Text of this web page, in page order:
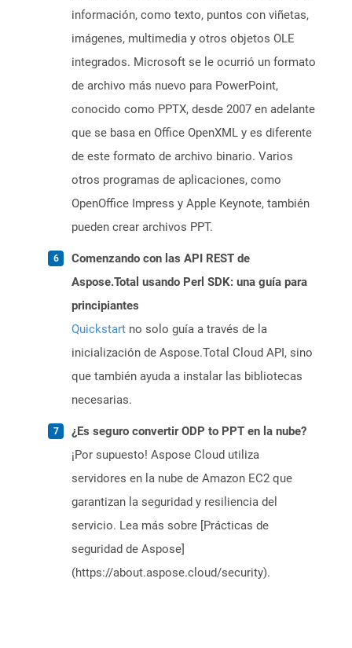
información, como texto, puntos con viñetas,
imágenes, multimedia y otros objetos OLE
integrados. Microsoft se le ocurrió un formato
de archivo más nuevo para PowerPoint,
conocido como PPTX, desde 2007 en adelante
que se basa en Office OpenXML y es diferente
de este formato de archivo binario. Varios
otros programas de aplicaciones, como
OpenOffice Impress y Apple Keynote, también
pueden crear archivos PPT.
Comenzando con las API REST de
Aspose.Total usando Perl SDK: una guía para
principiantes
Quickstart no solo guía a través de la
inicialización de Aspose.Total Cloud API, sino
que también ayuda a instalar las bibliotecas
necesarias.
¿Es seguro convertir ODP to PPT en la nube?
¡Por supuesto! Aspose Cloud utiliza
servidores en la nube de Amazon EC2 que
garantizan la seguridad y resiliencia del
servicio. Lea más sobre [Prácticas de
seguridad de Aspose]
(https://about.aspose.cloud/security).